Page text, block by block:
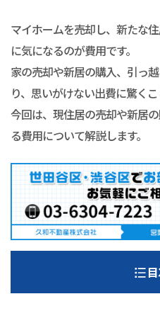
マイホームを売却し、新たな
に気になるのが費用です。
家の売却や新居の購入、引っ
り、思いがけない出費に驚くこ
今回は、現住居の売却や新居
る費用について解説します。